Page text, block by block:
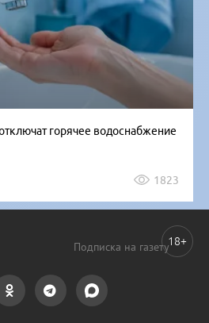
горячее водоснабжение
1823
Подписка на газету18+